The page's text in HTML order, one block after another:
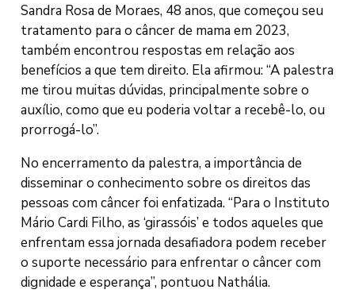
Sandra Rosa de Moraes, 48 anos, que começou seu
tratamento para o câncer de mama em 2023,
também encontrou respostas em relação aos
benefícios a que tem direito. Ela afirmou: “A palestra
me tirou muitas dúvidas, principalmente sobre o
auxílio, como que eu poderia voltar a recebê-lo, ou
prorrogá-lo”.
No encerramento da palestra, a importância de
disseminar o conhecimento sobre os direitos das
pessoas com câncer foi enfatizada. “Para o Instituto
Mário Cardi Filho, as ‘girassóis’ e todos aqueles que
enfrentam essa jornada desafiadora podem receber
o suporte necessário para enfrentar o câncer com
dignidade e esperança”, pontuou Nathália.